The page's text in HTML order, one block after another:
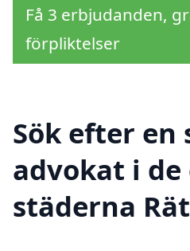
Få 3 erbjudanden,
förpliktelser
Sök efter en
advokat i
städerna